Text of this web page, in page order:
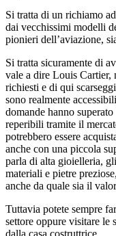
Si tratta di un richiamo
dai vecchissimi modelli
pionieri dell’aviazione,
Si tratta sicuramente di
vale a dire Louis Cartier,
richiesti e di qui
sono realmente
domande hanno
reperibili tramite il
potrebbero essere
anche con una piccola
parla di alta gioielleria,
materiali e pietre
anche da quale sia il
Tuttavia potete sempre
settore oppure visitare le
dalla casa costruttrice.